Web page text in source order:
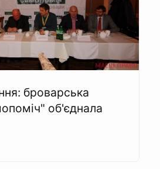
броварська
об'єднала